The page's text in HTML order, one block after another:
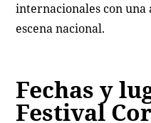
internacionales con
escena nacional.
Fechas y
Festival